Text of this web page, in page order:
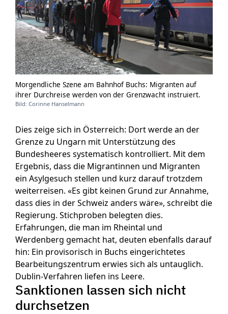
Morgendliche Szene am Bahnhof Buchs: Migranten auf
ihrer Durchreise werden von der Grenzwacht instruiert.
Bild: Corinne Hanselmann
Dies zeige sich in Österreich: Dort werde an der
Grenze zu Ungarn mit Unterstützung des
Bundesheeres systematisch kontrolliert. Mit dem
Ergebnis, dass die Migrantinnen und Migranten
ein Asylgesuch stellen und kurz darauf trotzdem
weiterreisen. «Es gibt keinen Grund zur Annahme,
dass dies in der Schweiz anders wäre», schreibt die
Regierung. Stichproben belegten dies.
Erfahrungen, die man im Rheintal und
Werdenberg gemacht hat, deuten ebenfalls darauf
hin: Ein provisorisch in Buchs eingerichtetes
Bearbeitungszentrum erwies sich als untauglich.
Dublin-Verfahren liefen ins Leere.
Sanktionen lassen sich nicht
durchsetzen